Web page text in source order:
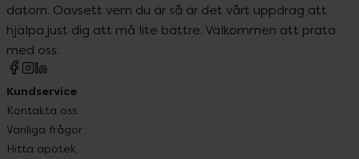
datorn. Oavsett vem du är så är det vårt uppdrag att
hjälpa just dig att må lite bättre. Välkommen att prata
med oss.
Kundservice
Kontakta oss
Vanliga frågor
Hitta apotek